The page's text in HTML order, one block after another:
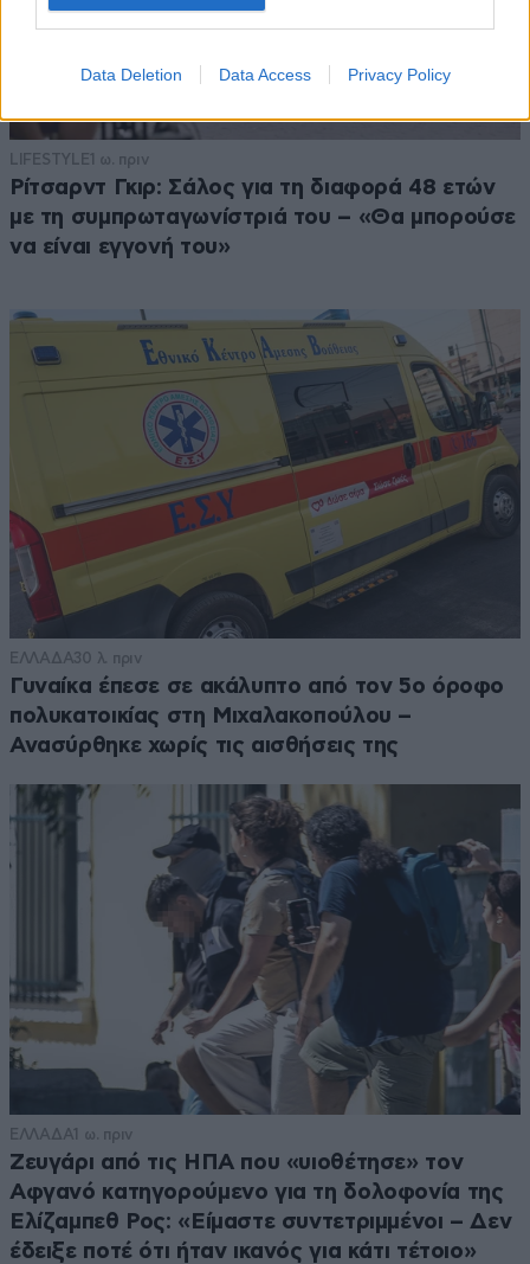
Data Deletion Data Access Privacy Policy
LIFESTYLE1 ω. πριν
Ρίτσαρντ Γκιρ: Σάλος για τη διαφορά 48 ετών
με τη συμπρωταγωνίστριά του – «Θα μπορούσε
να είναι εγγονή του»
ΕΛΛΑΔΑ30 λ. πριν
Γυναίκα έπεσε σε ακάλυπτο από τον 5ο όροφο
πολυκατοικίας στη Μιχαλακοπούλου –
Ανασύρθηκε χωρίς τις αισθήσεις της
ΕΛΛΑΔΑ1 ω. πριν
Ζευγάρι από τις ΗΠΑ που «υιοθέτησε» τον
Αφγανό κατηγορούμενο για τη δολοφονία της
Ελίζαμπεθ Ρος: «Είμαστε συντετριμμένοι – Δεν
έδειξε ποτέ ότι ήταν ικανός για κάτι τέτοιο»